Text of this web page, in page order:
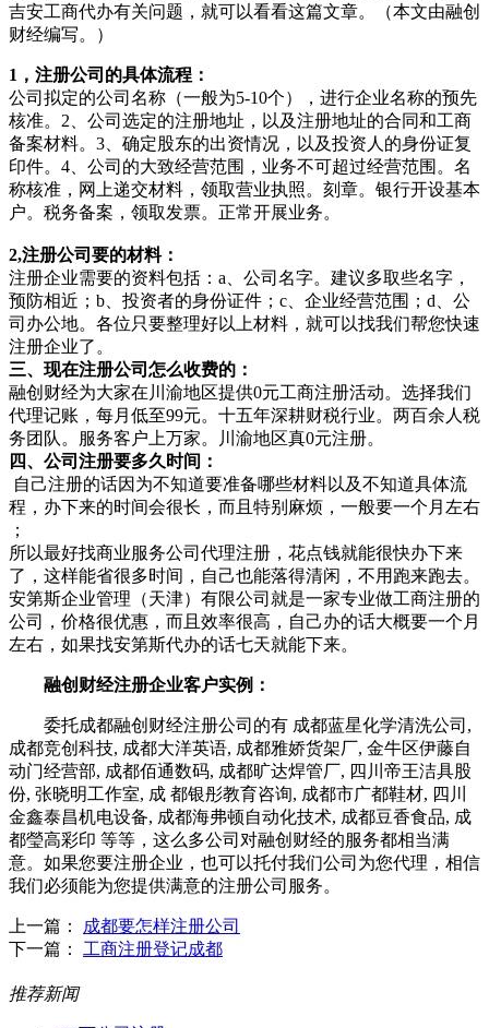
吉安工商代办有关问题，就可以看看这篇文章。（本文由融创
财经编写。）
1，注册公司的具体流程：
公司拟定的公司名称（一般为5-10个），进行企业名称的预先
核准。2、公司选定的注册地址，以及注册地址的合同和工商
备案材料。3、确定股东的出资情况，以及投资人的身份证复
印件。4、公司的大致经营范围，业务不可超过经营范围。名
称核准，网上递交材料，领取营业执照。刻章。银行开设基本
户。税务备案，领取发票。正常开展业务。
2,注册公司要的材料：
注册企业需要的资料包括：a、公司名字。建议多取些名字，
预防相近；b、投资者的身份证件；c、企业经营范围；d、公
司办公地。各位只要整理好以上材料，就可以找我们帮您快速
注册企业了。
三、现在注册公司怎么收费的：
融创财经为大家在川渝地区提供0元工商注册活动。选择我们
代理记账，每月低至99元。十五年深耕财税行业。两百余人税
务团队。服务客户上万家。川渝地区真0元注册。
四、公司注册要多久时间：
自己注册的话因为不知道要准备哪些材料以及不知道具体流
程，办下来的时间会很长，而且特别麻烦，一般要一个月左右
；
所以最好找商业服务公司代理注册，花点钱就能很快办下来
了，这样能省很多时间，自己也能落得清闲，不用跑来跑去。
安第斯企业管理（天津）有限公司就是一家专业做工商注册的
公司，价格很优惠，而且效率很高，自己办的话大概要一个月
左右，如果找安第斯代办的话七天就能下来。
融创财经注册企业客户实例：
委托成都融创财经注册公司的有 成都蓝星化学清洗公司,
成都竞创科技, 成都大洋英语, 成都雅娇货架厂, 金牛区伊藤自
动门经营部, 成都佰通数码, 成都旷达焊管厂, 四川帝王洁具股
份, 张晓明工作室, 成 都银彤教育咨询, 成都市广都鞋材, 四川
金鑫泰昌机电设备, 成都海弗顿自动化技术, 成都豆香食品, 成
都瑩高彩印 等等，这么多公司对融创财经的服务都相当满
意。如果您要注册企业，也可以托付我们公司为您代理，相信
我们必须能为您提供满意的注册公司服务。
上一篇：
成都要怎样注册公司
下一篇： 工商注册登记成都
推荐新闻